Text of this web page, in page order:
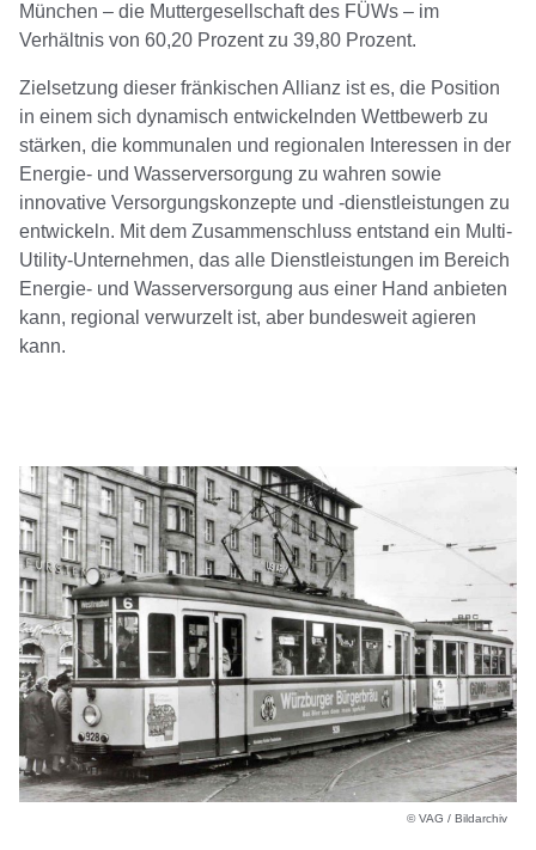
München – die Muttergesellschaft des FÜWs – im
Verhältnis von 60,20 Prozent zu 39,80 Prozent.
Zielsetzung dieser fränkischen Allianz ist es, die Position
in einem sich dynamisch entwickelnden Wettbewerb zu
stärken, die kommunalen und regionalen Interessen in der
Energie- und Wasserversorgung zu wahren sowie
innovative Versorgungskonzepte und -dienstleistungen zu
entwickeln. Mit dem Zusammenschluss entstand ein Multi-
Utility-Unternehmen, das alle Dienstleistungen im Bereich
Energie- und Wasserversorgung aus einer Hand anbieten
kann, regional verwurzelt ist, aber bundesweit agieren
kann.
© VAG / Bildarchiv